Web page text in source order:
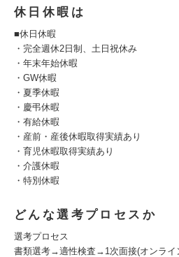
休日休暇は
■休日休暇
・完全週休2日制、土日祝休み
・年末年始休暇
・GW休暇
・夏季休暇
・慶弔休暇
・有給休暇
・産前・産後休暇取得実績あり
・育児休暇取得実績あり
・介護休暇
・特別休暇
どんな選考プロセスか
選考プロセス
書類選考→適性検査→1次面接(オンラ